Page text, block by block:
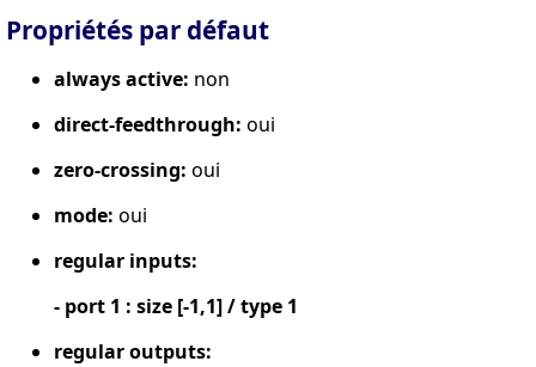
Propriétés par défaut
always active: non
direct-feedthrough: oui
zero-crossing: oui
mode: oui
regular inputs:
- port 1 : size [-1,1] / type 1
regular outputs: